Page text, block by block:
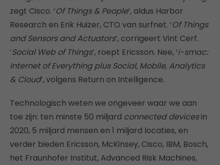
zegt Cisco. ‘Of Things & People’, aldus Harbor
Research en Erik Huizer, CTO van surfnet. ‘Of Things
and Sensors and Actuators’, corrigeert Vint Cerf.
‘Social Web of Things’, roept Ericsson. Nee, ‘i-smac:
Internet of Everything plus Social, Mobile, Analytics
& Cloud’, volgens Return on Intelligence.
Technologisch weten we ongeveer waar we aan
toe zijn: ten minste 50 miljard connected devicesin
2020, 5 miljard mensen en 1 miljard locaties, en
verder bieden Ericsson, McKinsey, Cisco, IBM, Bosch,
het Fraunhofer Institut, Advanced Risk Machines,